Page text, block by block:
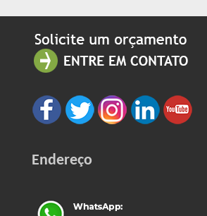
Endereço